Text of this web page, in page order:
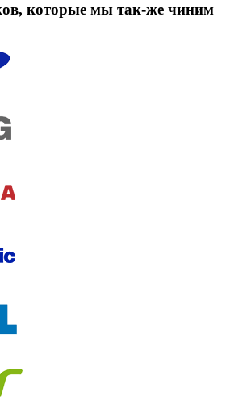
которые мы так-же чиним